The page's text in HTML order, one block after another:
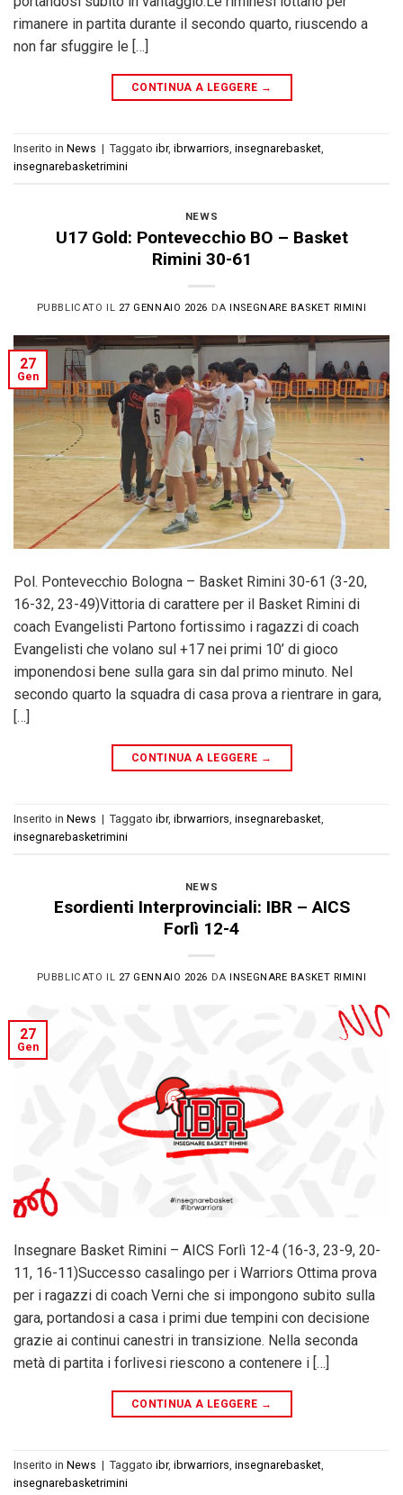
rimanere in partita durante il secondo quarto, riuscendo a
non far sfuggire le […]
CONTINUA A LEGGERE →
Inserito in News | Taggato ibr, ibrwarriors, insegnarebasket,
insegnarebasketrimini
NEWS
U17 Gold: Pontevecchio BO – Basket
Rimini 30-61
PUBBLICATO IL 27 GENNAIO 2026 DAINSEGNARE BASKET RIMINI
27
Gen
Pol. Pontevecchio Bologna – Basket Rimini 30-61 (3-20,
16-32, 23-49)Vittoria di carattere per il Basket Rimini di
coach Evangelisti Partono fortissimo i ragazzi di coach
Evangelisti che volano sul +17 nei primi 10’ di gioco
imponendosi bene sulla gara sin dal primo minuto. Nel
secondo quarto la squadra di casa prova a rientrare in gara,
[…]
CONTINUA A LEGGERE →
Inserito in News | Taggato ibr, ibrwarriors, insegnarebasket,
insegnarebasketrimini
NEWS
Esordienti Interprovinciali: IBR – AICS
Forlì 12-4
PUBBLICATO IL 27 GENNAIO 2026 DA INSEGNARE BASKET RIMINI
27
Gen
Insegnare Basket Rimini – AICS Forlì 12-4 (16-3, 23-9, 20-
11, 16-11)Successo casalingo per i Warriors Ottima prova
per i ragazzi di coach Verni che si impongono subito sulla
gara, portandosi a casa i primi due tempini con decisione
grazie ai continui canestri in transizione. Nella seconda
metà di partita i forlivesi riescono a contenere i […]
CONTINUA A LEGGERE →
Inserito in News | Taggato ibr, ibrwarriors, insegnarebasket,
insegnarebasketrimini